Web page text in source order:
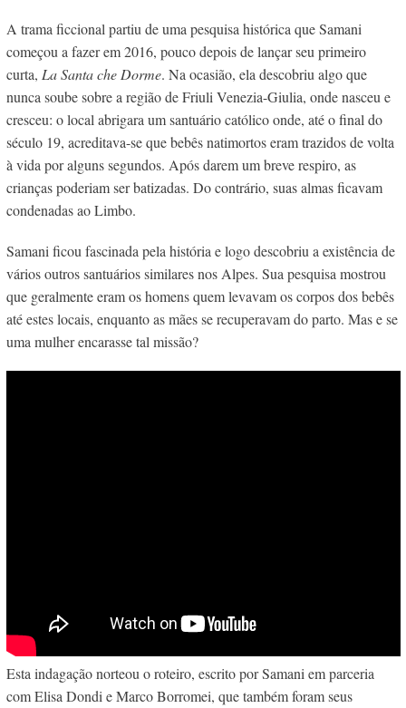
A trama ficcional partiu de uma pesquisa histórica que Samani
começou a fazer em 2016, pouco depois de lançar seu primeiro
curta, La Santa che Dorme. Na ocasião, ela descobriu algo que
nunca soube sobre a região de Friuli Venezia-Giulia, onde nasceu e
cresceu: o local abrigara um santuário católico onde, até o final do
século 19, acreditava-se que bebês natimortos eram trazidos de volta
à vida por alguns segundos. Após darem um breve respiro, as
crianças poderiam ser batizadas. Do contrário, suas almas ficavam
condenadas ao Limbo.
Samani ficou fascinada pela história e logo descobriu a existência de
vários outros santuários similares nos Alpes. Sua pesquisa mostrou
que geralmente eram os homens quem levavam os corpos dos bebês
até estes locais, enquanto as mães se recuperavam do parto. Mas e se
uma mulher encarasse tal missão?
Esta indagação norteou o roteiro, escrito porSamani em parceria
com Elisa Dondi e Marco Borromei, que também foram seus